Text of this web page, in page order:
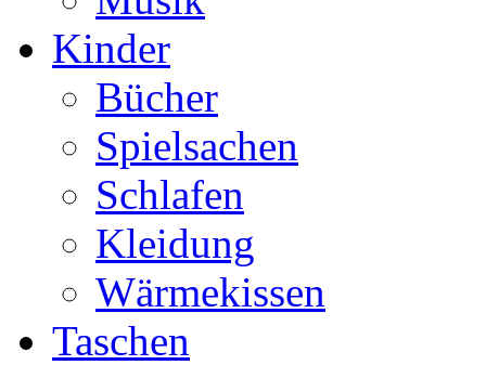
Kinder
Bücher
Spielsachen
Schlafen
Kleidung
Wärmekissen
Taschen